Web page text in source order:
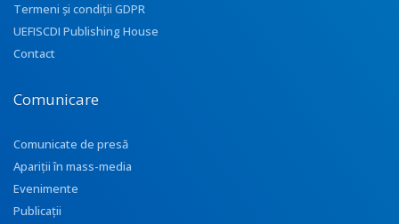
Termeni și condiții GDPR
UEFISCDI Publishing House
Contact
Comunicare
Comunicate de presă
Apariţii în mass-media
Evenimente
Publicații